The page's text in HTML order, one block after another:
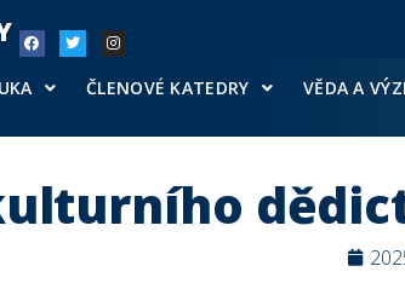
ČLENOVÉ KATEDRY VĚDA A